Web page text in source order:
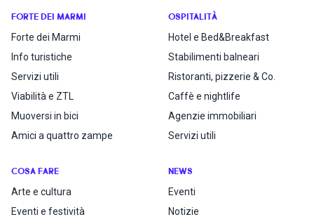
FORTE DEI MARMI
Forte dei Marmi
Info turistiche
Servizi utili
Viabilità e ZTL
Muoversi in bici
Amici a quattro zampe
OSPITALITÀ
Hotel e Bed&Breakfast
Stabilimenti balneari
Ristoranti, pizzerie & Co.
Caffè e nightlife
Agenzie immobiliari
Servizi utili
COSA FARE
Arte e cultura
Eventi e festività
NEWS
Eventi
Notizie